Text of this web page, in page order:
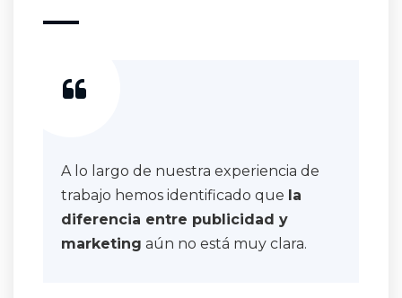
A lo largo de nuestra experiencia de
trabajo hemos identificado que la
diferencia entre publicidad y
marketing aún no está muy clara.